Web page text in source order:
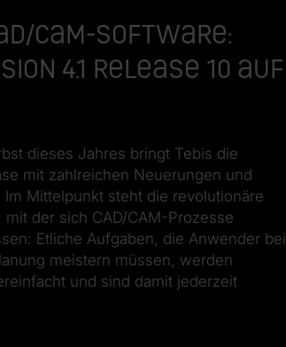
CAM-Software:
4.1 Release 10 auf
dieses Jahres bringt Tebis die
mit zahlreichen Neuerungen und
Mittelpunkt steht die revolutionäre
der sich CAD/CAM-Prozesse
Etliche Aufgaben, die Anwender bei
meistern müssen, werden
und sind damit jederzeit